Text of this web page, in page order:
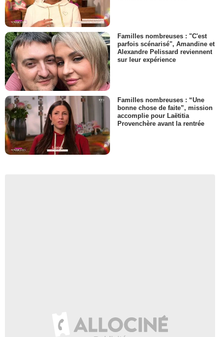
Familles nombreuses : "C'est
parfois scénarisé", Amandine et
Alexandre Pelissard reviennent
sur leur expérience
Familles nombreuses : “Une
bonne chose de faite”, mission
accomplie pour Laëtitia
Provenchère avant la rentrée